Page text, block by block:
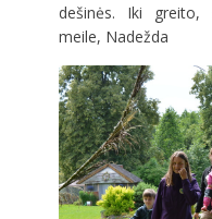
dešinės. Iki greito,
meile, Nadežda